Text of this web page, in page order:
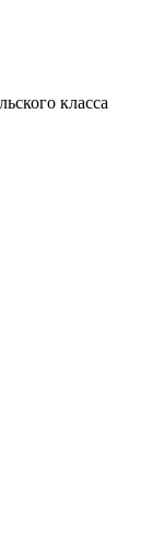
класса